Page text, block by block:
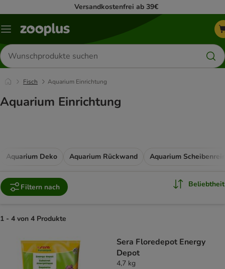
Versandkostenfrei ab 39€
Menü
Produkte
suchen
Fisch Aquarium Einrichtung
Aquarium Einrichtung
Aquarium Deko Aquarium Rückwand Aquarium
Filtern nach Beliebtheit
1 - 4 von 4 Produkte
Sera Floredepot Energy
Depot
4,7 kg